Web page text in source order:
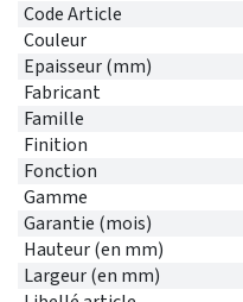
Code Article
Couleur
Epaisseur (mm)
Fabricant
Famille
Finition
Fonction
Gamme
Garantie (mois)
Hauteur (en mm)
Largeur (en mm)